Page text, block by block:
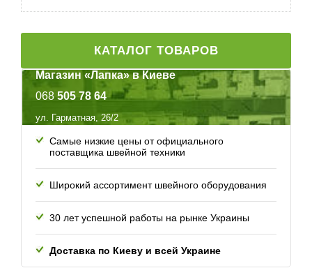
Руководство по дизайнам для вышивания
Характеристики
Скорость вышивания: 400 стежков/мин
Область вышивания: 100 x 100 мм
Число встроенных рисунков вышивания: 80
КАТАЛОГ ТОВАРОВ
Магазин «Лапка» в Киеве
068 505 78 64
ул. Гарматная, 26/2
Самые низкие цены от официального
поставщика швейной техники
Широкий ассортимент швейного оборудования
30 лет успешной работы на рынке Украины
Доставка по Киеву и всей Украине